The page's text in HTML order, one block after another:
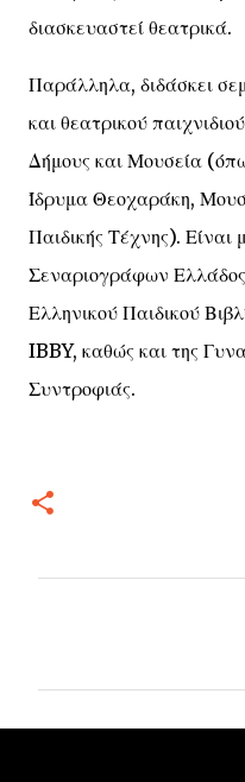
διασκευαστεί θεατρικά.
Παράλληλα, διδάσκει
και θεατρικού
Δήμους και Μουσεία
Ίδρυμα Θεοχαράκη,
Παιδικής Τέχνης). Είναι
Σεναριογράφων
Ελληνικού Παιδικού
IBBY, καθώς και της
Συντροφιάς.